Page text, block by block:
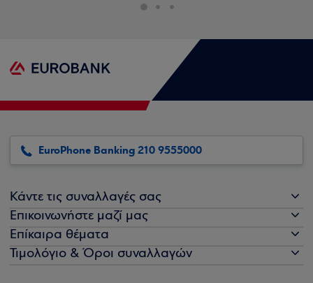
EuroPhone Banking 210 9555000
Κάντε τις συναλλαγές σας
Επικοινωνήστε μαζί μας
Επίκαιρα θέματα
Τιμολόγιο & Όροι συναλλαγών